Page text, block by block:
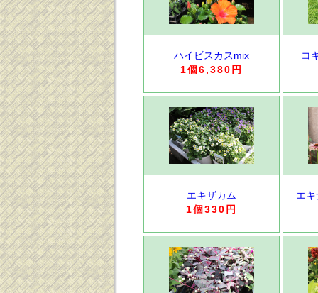
ハイビスカスmix
1個6,380円
コ
エキザカム
1個330円
エ